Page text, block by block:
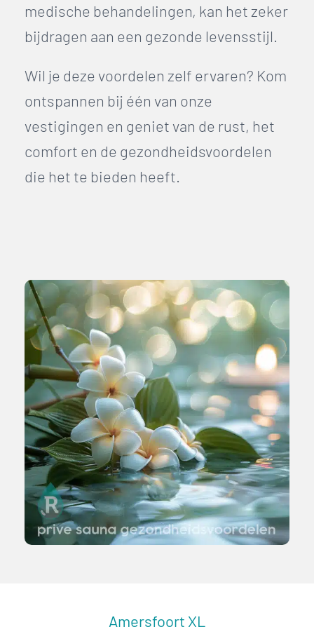
medische behandelingen, kan het zeker
bijdragen aan een gezonde levensstijl.
Wil je deze voordelen zelf ervaren? Kom
ontspannen bij één van onze
vestigingen en geniet van de rust, het
comfort en de gezondheidsvoordelen
die het te bieden heeft.
Amersfoort XL